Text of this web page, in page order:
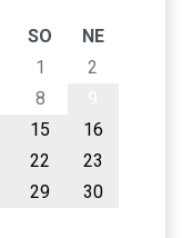
SO
NE
1
2
8
15
16
22
23
29
30